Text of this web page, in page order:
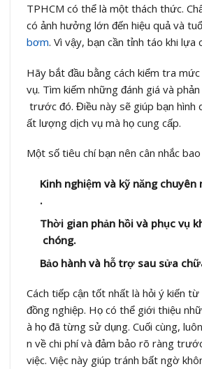
TPHCM có thể là một thách thức.
có ảnh hưởng lớn đến hiệu quả và
bơm. Vì vậy, bạn cần tỉnh táo khi lựa
Hãy bắt đầu bằng cách kiểm tra
vụ. Tìm kiếm những đánh giá và
trước đó. Điều này sẽ giúp bạn hình
ất lượng dịch vụ mà họ cung cấp.
Một số tiêu chí bạn nên cân nhắc
Kinh nghiệm và kỹ năng
.
Thời gian phản hồi và phục vụ
chóng.
Bảo hành và hỗ trợ sau sửa
Cách tiếp cận tốt nhất là hỏi ý kiến
đồng nghiệp. Họ có thể giới thiệu
à họ đã từng sử dụng. Cuối cùng,
n về chi phí và đảm bảo rõ ràng
việc. Việc này giúp tránh bất ngờ